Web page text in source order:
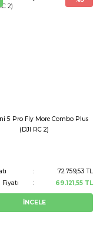
5 Pro Fly More Combo Plus
(DJI RC 2)
72.759,53 TL
69.121,55 TL
İNCELE